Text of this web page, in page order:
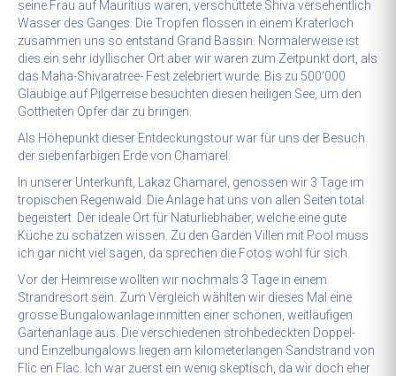
seine Frau auf Mauritius waren, verschüttete Shiva versehentlich
Wasser des Ganges. Die Tropfen flossen in einem Kraterloch
zusammen uns so entstand Grand Bassin. Normalerweise ist
dies ein sehr idyllischer Ort aber wir waren zum Zeitpunkt dort, als
das Maha-Shivaratree- Fest zelebriert wurde. Bis zu 500‘000
Gläubige auf Pilgerreise besuchten diesen heiligen See, um den
Gottheiten Opfer dar zu bringen.
Als Höhepunkt dieser Entdeckungstour war für uns der Besuch
der siebenfarbigen Erde von Chamarel.
In unserer Unterkunft, Lakaz Chamarel, genossen wir 3 Tage im
tropischen Regenwald. Die Anlage hat uns von allen Seiten total
begeistert. Der ideale Ort für Naturliebhaber, welche eine gute
Küche zu schätzen wissen. Zu den Garden Villen mit Pool muss
ich gar nicht viel sagen, da sprechen die Fotos wohl für sich.
Vor der Heimreise wollten wir nochmals 3 Tage in einem
Strandresort sein. Zum Vergleich wählten wir dieses Mal eine
grosse Bungalowanlage inmitten einer schönen, weitläufigen
Gartenanlage aus. Die verschiedenen strohbedeckten Doppel-
und Einzelbungalows liegen am kilometerlangen Sandstrand von
Flic en Flac. Ich war zuerst ein wenig skeptisch, da wir doch eher